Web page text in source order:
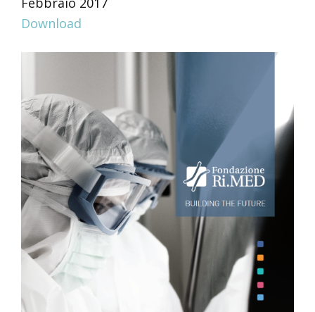
Download